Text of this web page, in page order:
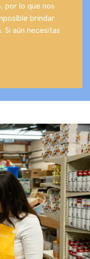
por lo que nos
brindar
Si aún necesitas